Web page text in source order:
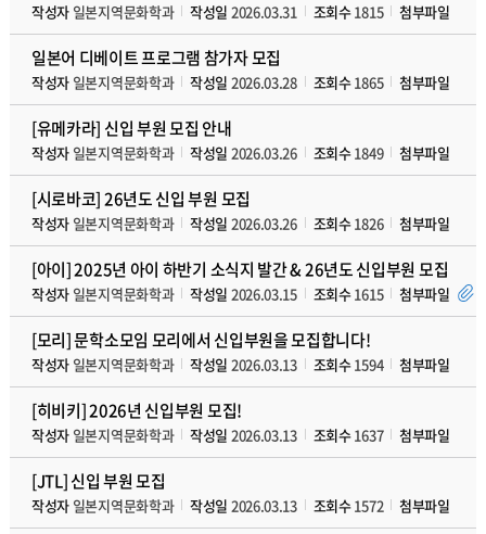
작성자 일본지역문화학과 작성일 2026.03.31 조회수1815 첨부파일
일본어 디베이트 프로그램 참가자 모집
작성자 일본지역문화학과 작성일 2026.03.28 조회수1865 첨부파일
[유메카라] 신입 부원 모집 안내
작성자 일본지역문화학과 작성일 2026.03.26 조회수1849 첨부파일
[시로바코] 26년도 신입 부원 모집
작성자 일본지역문화학과 작성일 2026.03.26 조회수1826 첨부파일
[아이] 2025년 아이 하반기 소식지 발간 & 26년도 신입부원 모집
작성자 일본지역문화학과 작성일 2026.03.15 조회수1615 첨부파일
[모리] 문학소모임 모리에서 신입부원을 모집합니다!
작성자 일본지역문화학과 작성일 2026.03.13 조회수1594 첨부파일
[히비키] 2026년 신입부원 모집!
작성자 일본지역문화학과 작성일 2026.03.13 조회수1637 첨부파일
[JTL] 신입 부원 모집
작성자 일본지역문화학과 작성일 2026.03.13 조회수1572 첨부파일